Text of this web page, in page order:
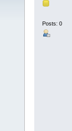
Posts: 0